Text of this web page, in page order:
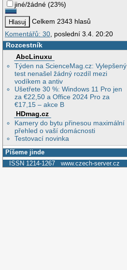
jiné/žádné (23%)
Celkem 2343 hlasů
Komentářů: 30 , poslední 3.4. 20:20
Rozcestník
AbcLinuxu
Týden na ScienceMag.cz: Vylepšený
test nenašel žádný rozdíl mezi
vodíkem a antiv
Ušetřete 30 %: Windows 11 Pro jen
za €22,50 a Office 2024 Pro za
€17,15 – akce B
HDmag.cz
Kamery do bytu přinesou maximální
přehled o vaší domácnosti
Testovací novinka
Píšeme jinde
ISSN 1214-1267 www.czech-server.cz